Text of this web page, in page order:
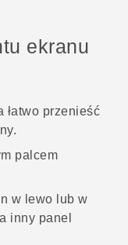
ekranu
łatwo przenieść
palcem
w lewo lub w
inny panel